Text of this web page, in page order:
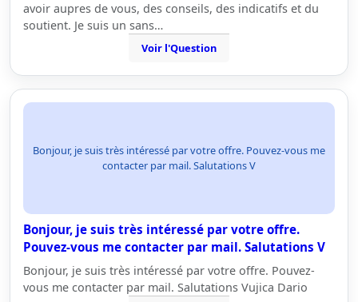
avoir aupres de vous, des conseils, des indicatifs et du
soutient. Je suis un sans…
Voir l'Question
Bonjour, je suis très intéressé par votre offre. Pouvez-vous me
contacter par mail. Salutations V
Bonjour, je suis très intéressé par votre offre.
Pouvez-vous me contacter par mail. Salutations V
Bonjour, je suis très intéressé par votre offre. Pouvez-
vous me contacter par mail. Salutations Vujica Dario